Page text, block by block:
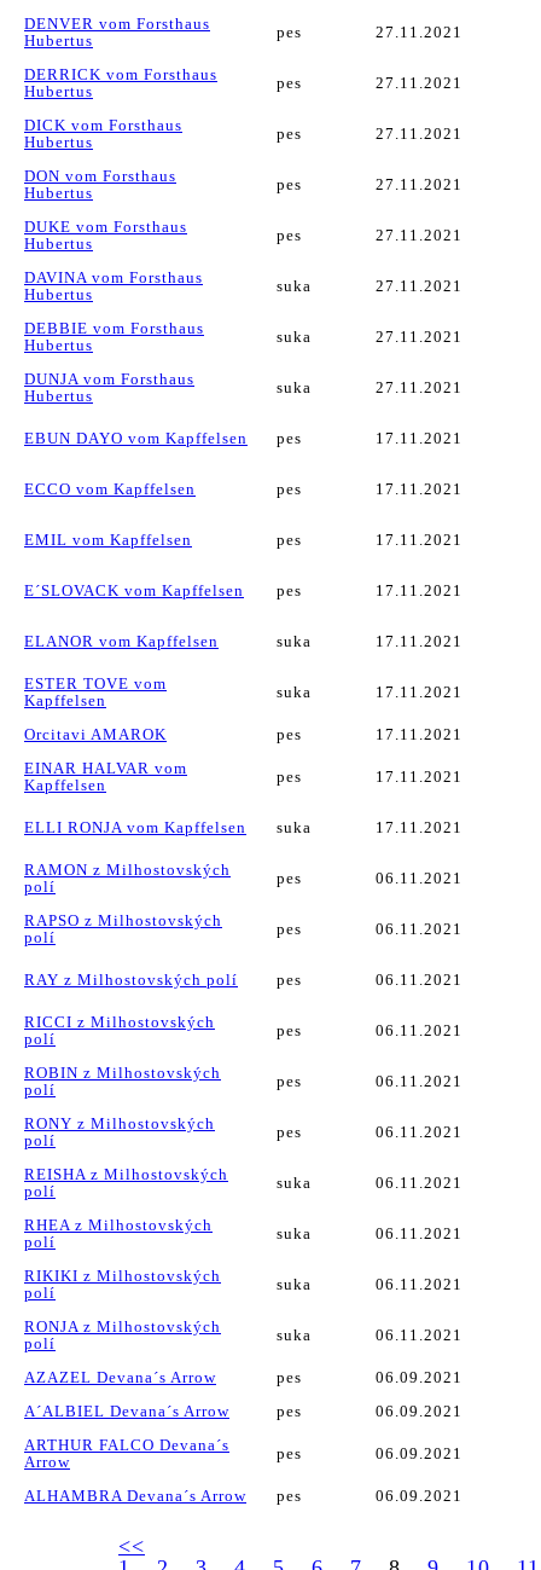
DENVER vom Forsthaus
Hubertus
pes 27.11.2021
DERRICK vom Forsthaus
Hubertus
pes 27.11.2021
DICK vom Forsthaus
Hubertus
pes 27.11.2021
DON vom Forsthaus
Hubertus
pes 27.11.2021
DUKE vom Forsthaus
Hubertus
pes 27.11.2021
DAVINA vom Forsthaus
Hubertus
suka 27.11.2021
DEBBIE vom Forsthaus
Hubertus
suka 27.11.2021
DUNJA vom Forsthaus
Hubertus
suka 27.11.2021
EBUN DAYO vom Kapffelsen pes 17.11.2021
ECCO vom Kapffelsen pes 17.11.2021
EMIL vom Kapffelsen pes 17.11.2021
E´SLOVACK vom Kapffelsen pes 17.11.2021
ELANOR vom Kapffelsen suka 17.11.2021
ESTER TOVE vom
Kapffelsen
suka 17.11.2021
Orcitavi AMAROK pes
17.11.2021
EINAR HALVAR vom
Kapffelsen
pes 17.11.2021
ELLI RONJA vom Kapffelsen suka 17.11.2021
RAMON z Milhostovských
polí
pes 06.11.2021
RAPSO z Milhostovských
polí
pes 06.11.2021
RAY z Milhostovských polí pes 06.11.2021
RICCI z Milhostovských
polí
pes 06.11.2021
ROBIN z Milhostovských
polí
pes 06.11.2021
RONY z Milhostovských
polí
pes 06.11.2021
REISHA z Milhostovských
polí
suka 06.11.2021
RHEA z Milhostovských
polí
suka 06.11.2021
RIKIKI z Milhostovských
polí
suka 06.11.2021
RONJA z Milhostovských
polí
suka 06.11.2021
AZAZEL Devana´s Arrow pes
06.09.2021
A´ALBIEL Devana´s Arrow
pes
06.09.2021
ARTHUR FALCO Devana´s
Arrow
pes 06.09.2021
ALHAMBRA Devana´s Arrow pes 06.09.2021
<<